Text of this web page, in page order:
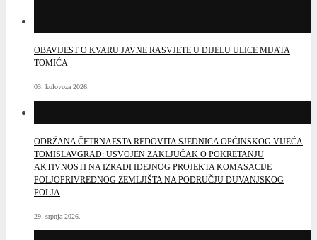
OBAVIJEST O KVARU JAVNE RASVJETE U DIJELU ULICE MIJATA
TOMIĆA
03. kolovoza 2026.
ODRŽANA ČETRNAESTA REDOVITA SJEDNICA OPĆINSKOG VIJEĆA
TOMISLAVGRAD: USVOJEN ZAKLJUČAK O POKRETANJU
AKTIVNOSTI NA IZRADI IDEJNOG PROJEKTA KOMASACIJE
POLJOPRIVREDNOG ZEMLJIŠTA NA PODRUČJU DUVANJSKOG
POLJA
29. srpnja 2026.